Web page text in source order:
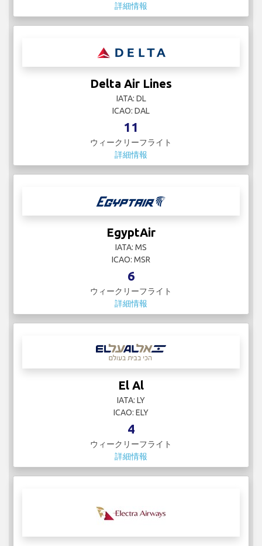
詳細情報
Delta Air Lines
IATA: DL
ICAO: DAL
11
ウィークリーフライト
詳細情報
EgyptAir
IATA: MS
ICAO: MSR
6
ウィークリーフライト
詳細情報
El Al
IATA: LY
ICAO: ELY
4
ウィークリーフライト
詳細情報